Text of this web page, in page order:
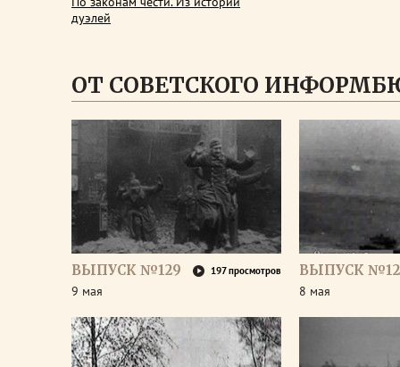
дуэлей
ОТ СОВЕТСКОГО
ВЫПУСК №129 197 просмотров
9 мая
ВЫПУСК
8 мая